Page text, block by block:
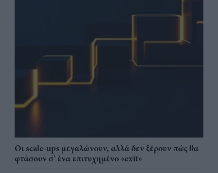
Οι scale-ups μεγαλώνουν, αλλά δεν ξέρουν πώς θα
φτάσουν σ' ένα επιτυχημένο «exit»